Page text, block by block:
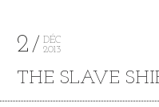
2
DÉC
2013
THE SLAVE